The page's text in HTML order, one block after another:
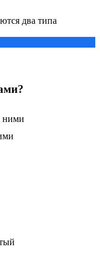
два типа
ними